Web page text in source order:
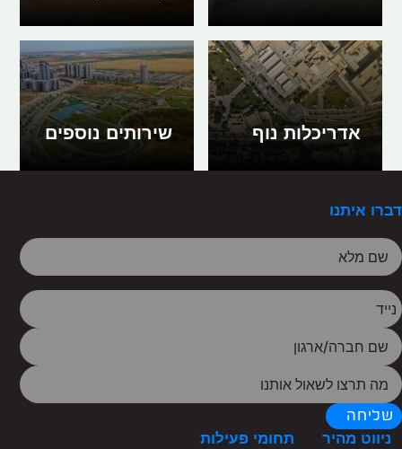
אדריכלות נוף שירותים נוספים
דברו איתנו
שליחה
ניווט מהיר תחומי פעילות